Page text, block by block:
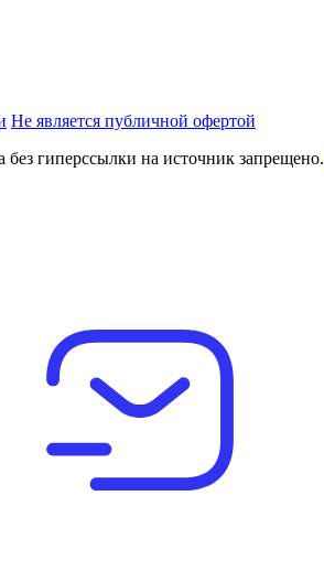
Не является публичной офертой
без гиперссылки на источник запрещено.